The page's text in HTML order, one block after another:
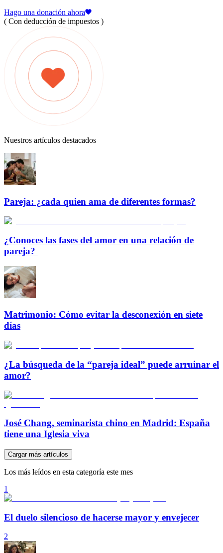
Hago una donación ahora
( Con deducción de impuestos )
Nuestros artículos destacados
Pareja: ¿cada quien ama de diferentes formas?
¿Conoces las fases del amor en una relación de
pareja?
Matrimonio: Cómo evitar la desconexión en siete
días
¿La búsqueda de la “pareja ideal” puede arruinar el
amor?
José Chang, seminarista chino en Madrid: España
tiene una Iglesia viva
Cargar más artículos
Los más leídos en esta categoría este mes
1
El duelo silencioso de hacerse mayor y envejecer
2